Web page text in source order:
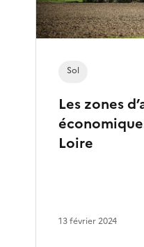
Les zones
Loire
Sol
13 février 2024